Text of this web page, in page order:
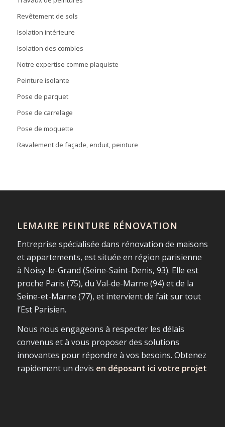
Revêtement de sols
Isolation intérieure
Isolation des combles
Notre expertise comme plaquiste
Peinture isolante
Pose de parquet
Pose de carrelage
Pose de moquette
Ravalement de façade, enduit, peinture
LEMAIRE PEINTURE RÉNOVATION
Entreprise spécialisée dans rénovation de maisons
et appartements, est située en région parisienne
à Noisy-le-Grand (Seine-Saint-Denis, 93). Elle est
proche Paris (75), du Val-de-Marne (94) et de la
Seine-et-Marne (77), et intervient de fait sur tout
l’Est Parisien.
Nous nous engageons à respecter les délais
convenus et à vous proposer des solutions
innovantes pour répondre à vos besoins. Obtenez
rapidement un devis en déposant ici votre projet